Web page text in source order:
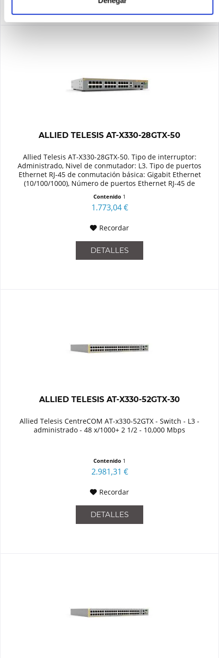
ALLIED TELESIS AT-X330-28GTX-50
Allied Telesis AT-X330-28GTX-50. Tipo de interruptor:
Administrado, Nivel de conmutador: L3. Tipo de puertos
Ethernet RJ-45 de conmutación básica: Gigabit Ethernet
(10/100/1000), Número de puertos Ethernet RJ-45 de
Contenido 1
1.773,04 €
Recordar
DETALLES
ALLIED TELESIS AT-X330-52GTX-30
Allied Telesis CentreCOM AT-x330-52GTX - Switch - L3 -
administrado - 48 x/1000+ 2 1/2 - 10,000 Mbps
Contenido 1
2.981,31 €
Recordar
DETALLES